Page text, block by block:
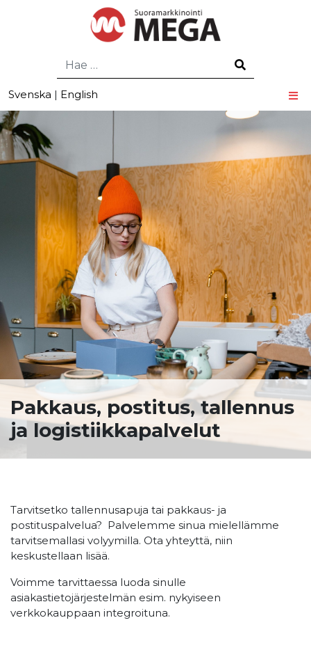
Hae
Svenska | English
Pakkaus, postitus, tallennus
ja logistiikkapalvelut
Tarvitsetko tallennusapuja tai pakkaus- ja
postituspalvelua? Palvelemme sinua mielellämme
tarvitsemallasi volyymilla. Ota yhteyttä, niin
keskustellaan lisää.
Voimme tarvittaessa luoda sinulle
asiakastietojärjestelmän esim. nykyiseen
verkkokauppaan integroituna.